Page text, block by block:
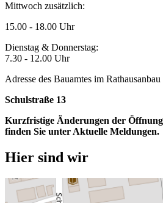
Mittwoch zusätzlich:
15.00 - 18.00 Uhr
Dienstag & Donnerstag:
7.30 - 12.00 Uhr
Adresse des Bauamtes im Rathausanbau
Schulstraße 13
Kurzfristige Änderungen der
finden Sie unter Aktuelle Meldungen.
Hier sind wir